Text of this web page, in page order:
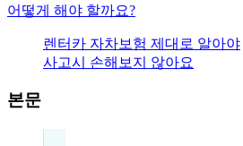
어떻게 해야 할까요?
렌터카 자차보험 제대로 알아야
사고시 손해보지 않아요
본문